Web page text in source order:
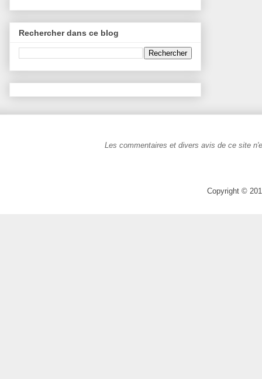
Rechercher dans ce blog
Les commentaires et divers avis de ce site
Copyright ©